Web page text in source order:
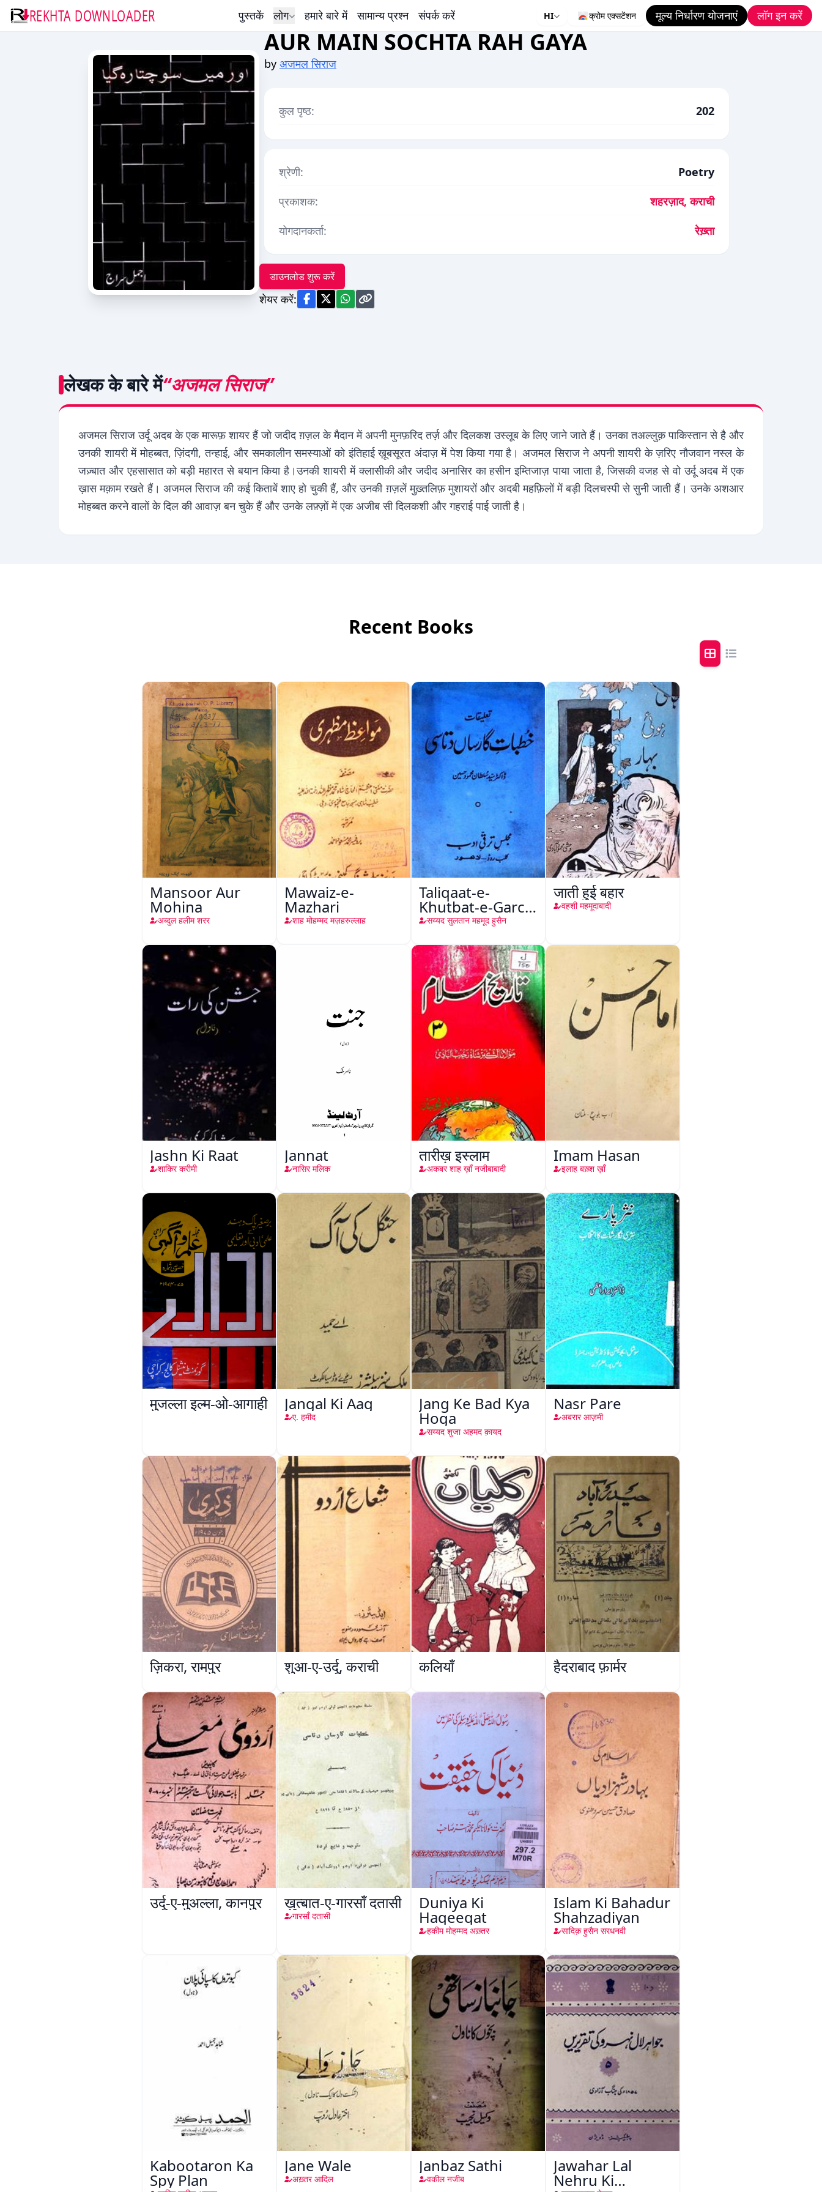
REKHTA DOWNLOADER पुस्तकें लोग हमारे बारे में सामान्य प्रश्न संपर्क करें HI क्रोम एक्सटेंशन मूल्य निर्धारण योजनाएं लॉग इन करें
AUR MAIN SOCHTA RAH GAYA
by अजमल सिराज
कुल पृष्ठ: 202
श्रेणी:
Poetry
प्रकाशक:
शहरज़ाद, कराची
योगदानकर्ता:
रेख़्ता
डाउनलोड शुरू करें
शेयर करें:
लेखक के बारे में“अजमल सिराज”
अजमल सिराज उर्दू अदब के एक मारूफ़ शायर हैं जो जदीद ग़ज़ल के मैदान में अपनी मुनफ़रिद तर्ज़ और दिलकश उस्लूब के लिए जाने जाते हैं। उनका तअल्लुक़ पाकिस्तान से है और
उनकी शायरी में मोहब्बत, ज़िंदगी, तन्हाई, और समकालीन समस्याओं को इंतिहाई ख़ूबसूरत अंदाज़ में पेश किया गया है। अजमल सिराज ने अपनी शायरी के ज़रिए नौजवान नस्ल के
जज़्बात और एहसासात को बड़ी महारत से बयान किया है।उनकी शायरी में क्लासीकी और जदीद अनासिर का हसीन इम्तिजाज़ पाया जाता है, जिसकी वजह से वो उर्दू अदब में एक
ख़ास मक़ाम रखते हैं। अजमल सिराज की कई किताबें शाए हो चुकी हैं, और उनकी ग़ज़लें मुख़्तलिफ़ मुशायरों और अदबी महफ़िलों में बड़ी दिलचस्पी से सुनी जाती हैं। उनके अशआर
मोहब्बत करने वालों के दिल की आवाज़ बन चुके हैं और उनके लफ़्ज़ों में एक अजीब सी दिलकशी और गहराई पाई जाती है।
Recent Books
Mansoor Aur
Mohina
अब्दुल हलीम शरर
Mawaiz-e-
Mazhari
शाह मोहम्मद मज़हरुल्लाह
Taliqaat-e-
Khutbat-e-Garcin
de Tassy
सय्यद सुलतान महमूद हुसैन
जाती हुई बहार
वहशी महमूदाबादी
Jashn Ki Raat
शाकिर करीमी
Jannat
नासिर मलिक
तारीख़ इस्लाम
अकबर शाह ख़ाँ नजीबाबादी
Imam Hasan
इलाह बख़्श ख़ाँ
मुजल्ला इल्म-ओ-आगाही Jangal Ki Aag
ए. हमीद
Jang Ke Bad Kya
Hoga
सय्यद शुजा अहमद क़ायद
Nasr Pare
अबरार आज़मी
ज़िकरा, रामपुर शुआ-ए-उर्दू, कराची कलियाँ हैदराबाद फ़ार्मर
उर्दू-ए-मुअल्ला, कानपुर ख़ुत्बात-ए-गारसाँ दतासी
गारसाँ दतासी
Duniya Ki
Haqeeqat
हकीम मोहम्मद अख़्तर
Islam Ki Bahadur
Shahzadiyan
सादिक़ हुसैन सरधनवी
Kabootaron Ka
Spy Plan
Jane Wale
अख़्तर आदिल
Janbaz Sathi
वकील नजीब
Jawahar Lal
Nehru Ki